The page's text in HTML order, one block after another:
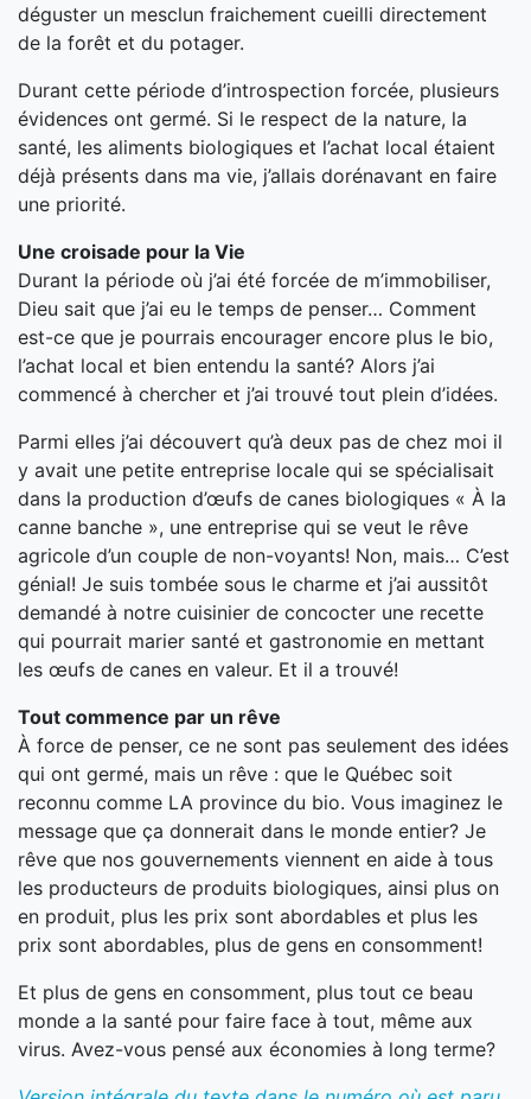
déguster un mesclun fraichement cueilli directement
de la forêt et du potager.
Durant cette période d’introspection forcée, plusieurs
évidences ont germé. Si le respect de la nature, la
santé, les aliments biologiques et l’achat local étaient
déjà présents dans ma vie, j’allais dorénavant en faire
une priorité.
Une croisade pour la Vie
Durant la période où j’ai été forcée de m’immobiliser,
Dieu sait que j’ai eu le temps de penser… Comment
est-ce que je pourrais encourager encore plus le bio,
l’achat local et bien entendu la santé? Alors j’ai
commencé à chercher et j’ai trouvé tout plein d’idées.
Parmi elles j’ai découvert qu’à deux pas de chez moi il
y avait une petite entreprise locale qui se spécialisait
dans la production d’œufs de canes biologiques « À la
canne banche », une entreprise qui se veut le rêve
agricole d’un couple de non-voyants! Non, mais… C’est
génial! Je suis tombée sous le charme et j’ai aussitôt
demandé à notre cuisinier de concocter une recette
qui pourrait marier santé et gastronomie en mettant
les œufs de canes en valeur. Et il a trouvé!
Tout commence par un rêve
À force de penser, ce ne sont pas seulement des idées
qui ont germé, mais un rêve : que le Québec soit
reconnu comme LA province du bio. Vous imaginez le
message que ça donnerait dans le monde entier? Je
rêve que nos gouvernements viennent en aide à tous
les producteurs de produits biologiques, ainsi plus on
en produit, plus les prix sont abordables et plus les
prix sont abordables, plus de gens en consomment!
Et plus de gens en consomment, plus tout ce beau
monde a la santé pour faire face à tout, même aux
virus. Avez-vous pensé aux économies à long terme?